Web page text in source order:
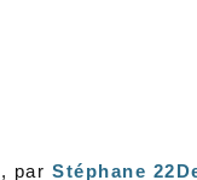
, par Stéphane